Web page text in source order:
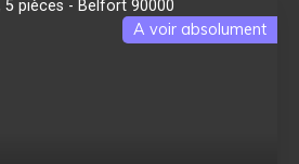
A voir absolument